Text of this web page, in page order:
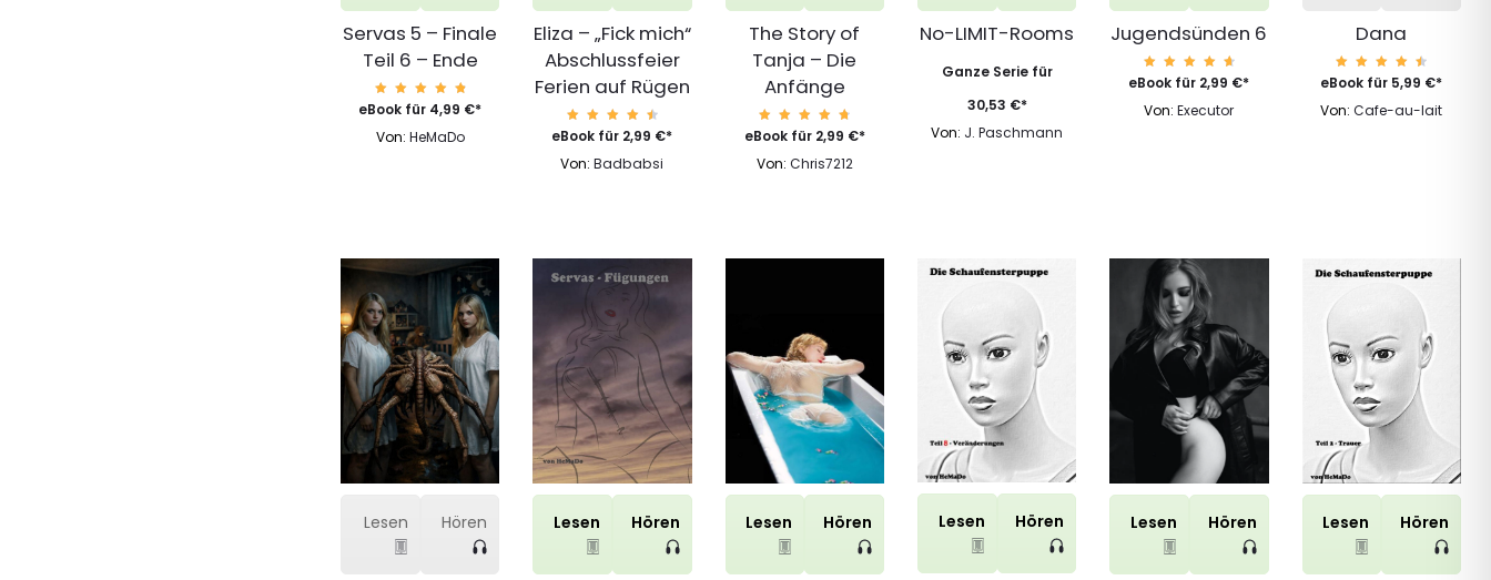
Servas 5 – Finale
Teil 6 – Ende
Bewerte
t mit
von 5
eBook für 4,99 €*
Von: HeMaDo
Eliza – „Fick mich“
Abschlussfeier
Ferien auf Rügen
Bewert
et mit
von 5
eBook für 2,99 €*
Von:Badbabsi
The Story of
Tanja – Die
Anfänge
Bewert
et mit
von 5
eBook für 2,99 €*
Von: Chris7212
No-LIMIT-Rooms
Ganze Serie für
30,53 €*
Von: J. Paschmann
Jugendsünden 6
Bewert
et mit
von 5
eBook für 2,99 €*
Von:Executor
Dana
Bewert
et mit
von 5
eBook für 5,99 €*
Von:Cafe-au-lait
Lesen Hören Lesen Hören Lesen Hören Lesen Hören Lesen Hören Lesen Hören